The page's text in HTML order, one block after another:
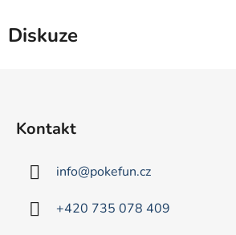
Diskuze
Kontakt
info@pokefun.cz
+420 735 078 409